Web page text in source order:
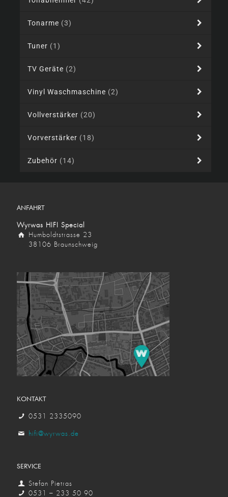
Tonarme (3)
Tuner (1)
TV Geräte (2)
Vinyl Waschmaschine (2)
Vollverstärker (20)
Vorverstärker (18)
Zubehör (14)
ANFAHRT
Wyrwas HIFI Special
Humboldtstrasse 23
38106 Braunschweig
KONTAKT
0531 2335090
hifi@wyrwas.de
SERVICE
Stefan Pietras
0531 – 233 50 90